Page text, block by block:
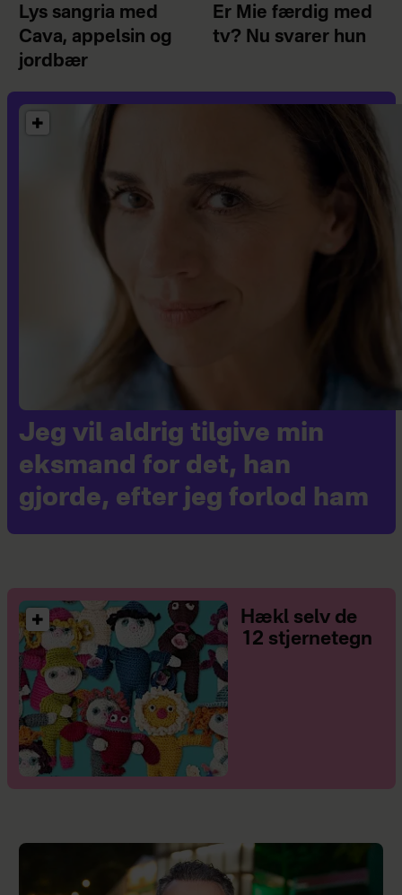
Lys sangria med
Cava, appelsin og
jordbær
Er Mie færdig med
tv? Nu svarer hun
Jeg vil aldrig tilgive min
eksmand for det, han
gjorde, efter jeg forlod ham
Hækl selv de
12 stjernetegn